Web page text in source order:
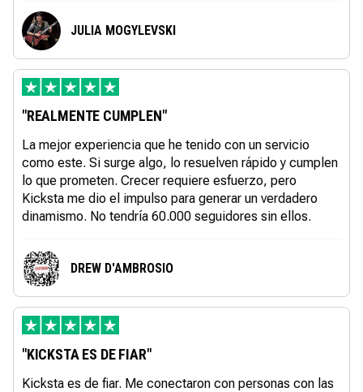
JULIA MOGYLEVSKI
"REALMENTE CUMPLEN"
La mejor experiencia que he tenido con un servicio
como este. Si surge algo, lo resuelven rápido y cumplen
lo que prometen. Crecer requiere esfuerzo, pero
Kicksta me dio el impulso para generar un verdadero
dinamismo. No tendría 60.000 seguidores sin ellos.
DREW D'AMBROSIO
"KICKSTA ES DE FIAR"
Kicksta es de fiar. Me conectaron con personas con las